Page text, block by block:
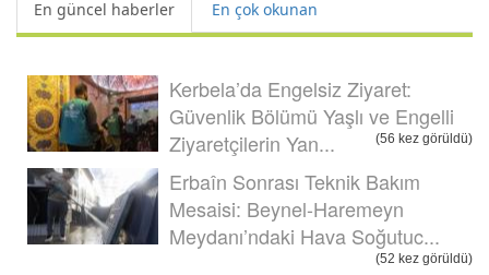
En güncel haberler En çok okunan
Kerbela’da Engelsiz Ziyaret:
Güvenlik Bölümü Yaşlı ve Engelli
Ziyaretçilerin Yan...
(56 kez görüldü)
Erbaîn Sonrası Teknik Bakım
Mesaisi: Beynel-Haremeyn
Meydanı’ndaki Hava Soğutuc...
(52 kez görüldü)